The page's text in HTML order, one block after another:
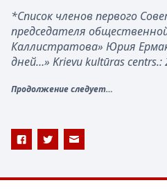
*Список членов первого
председателя
Каллистратова» Юрия
дней…» Krievu kultūras centrs.:
Продолжение следует…